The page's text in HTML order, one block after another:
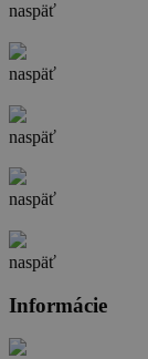
naspäť
naspäť
naspäť
naspäť
naspäť
Informácie